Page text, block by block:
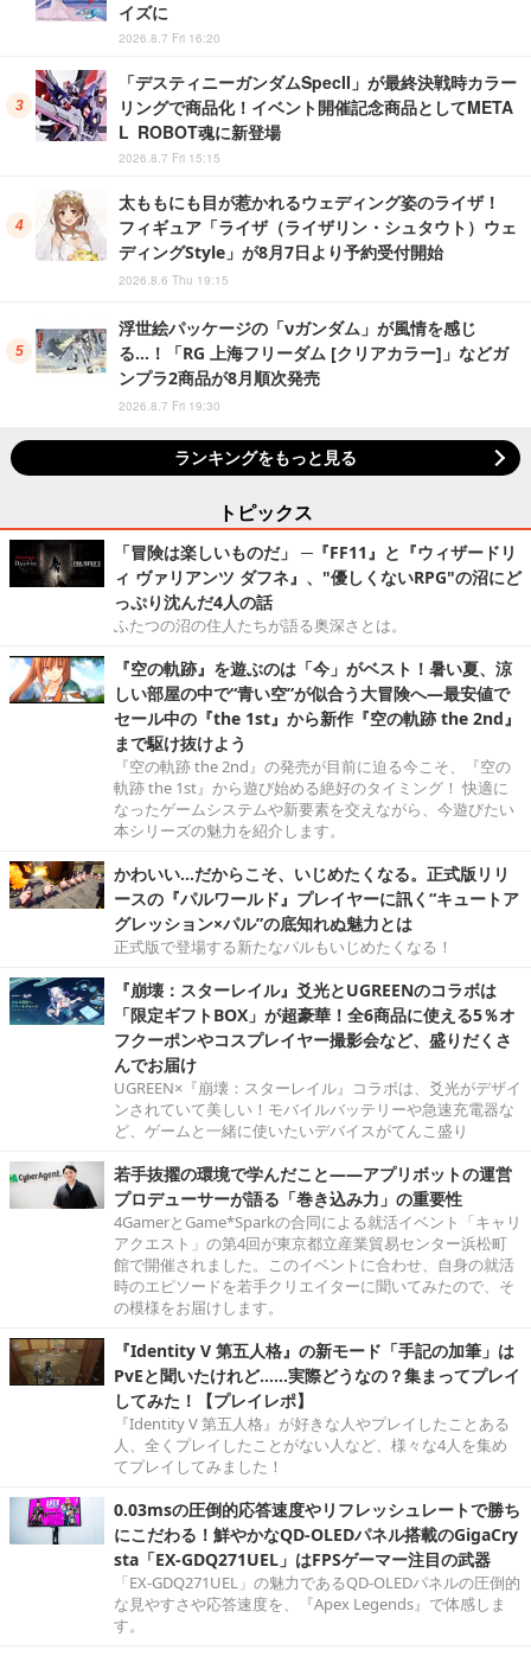
イズに
2026.8.7 Fri 16:20
「デスティニーガンダムSpecII」が最終決戦時カラー
リングで商品化！イベント開催記念商品としてMETA
L ROBOT魂に新登場
2026.8.7 Fri 15:15
太ももにも目が惹かれるウェディング姿のライザ！
フィギュア「ライザ（ライザリン・シュタウト）ウェ
ディングStyle」が8月7日より予約受付開始
2026.8.6 Thu 19:15
浮世絵パッケージの「νガンダム」が風情を感じ
る…！「RG 上海フリーダム [クリアカラー]」などガ
ンプラ2商品が8月順次発売
2026.8.7 Fri 19:30
ランキングをもっと見る
トピックス
「冒険は楽しいものだ」 ─『FF11』と『ウィザードリ
ィ ヴァリアンツ ダフネ』、"優しくないRPG"の沼にど
っぷり沈んだ4人の話
ふたつの沼の住人たちが語る奥深さとは。
『空の軌跡』を遊ぶのは「今」がベスト！暑い夏、涼
しい部屋の中で“青い空”が似合う大冒険へ―最安値で
セール中の『the 1st』から新作『空の軌跡 the 2nd』
まで駆け抜けよう
『空の軌跡 the 2nd』の発売が目前に迫る今こそ、『空の
軌跡 the 1st』から遊び始める絶好のタイミング！ 快適に
なったゲームシステムや新要素を交えながら、今遊びたい
本シリーズの魅力を紹介します。
かわいい…だからこそ、いじめたくなる。正式版リリ
ースの『パルワールド』プレイヤーに訊く“キュートア
グレッション×パル”の底知れぬ魅力とは
正式版で登場する新たなパルもいじめたくなる！
『崩壊：スターレイル』爻光とUGREENのコラボは
「限定ギフトBOX」が超豪華！全6商品に使える5％オ
フクーポンやコスプレイヤー撮影会など、盛りだくさ
んでお届け
UGREEN×『崩壊：スターレイル』コラボは、爻光がデザイ
ンされていて美しい！モバイルバッテリーや急速充電器な
ど、ゲームと一緒に使いたいデバイスがてんこ盛り
若手抜擢の環境で学んだこと――アプリボットの運営
プロデューサーが語る「巻き込み力」の重要性
4GamerとGame*Sparkの合同による就活イベント「キャリ
アクエスト」の第4回が東京都立産業貿易センター浜松町
館で開催されました。このイベントに合わせ、自身の就活
時のエピソードを若手クリエイターに聞いてみたので、そ
の模様をお届けします。
『Identity V 第五人格』の新モード「手記の加筆」は
PvEと聞いたけれど……実際どうなの？集まってプレイ
してみた！【プレイレポ】
『Identity V 第五人格』が好きな人やプレイしたことある
人、全くプレイしたことがない人など、様々な4人を集め
てプレイしてみました！
0.03msの圧倒的応答速度やリフレッシュレートで勝ち
にこだわる！鮮やかなQD-OLEDパネル搭載のGigaCry
sta「EX-GDQ271UEL」はFPSゲーマー注目の武器
「EX-GDQ271UEL」の魅力であるQD-OLEDパネルの圧倒的
な見やすさや応答速度を、『Apex Legends』で体感しま
す。